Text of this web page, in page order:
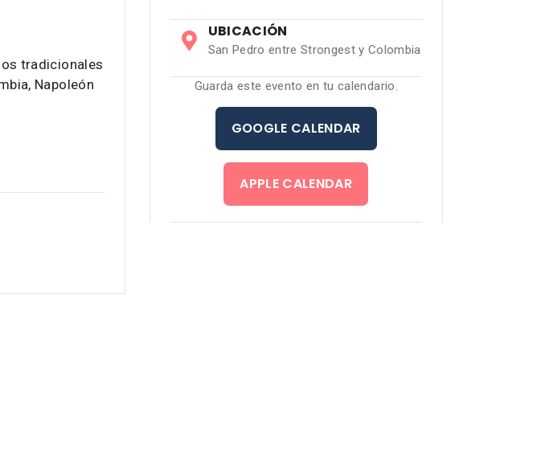
tradicionales
Napoleón
UBICACIÓN
San Pedro entre Strongest y Colombia
Guarda este evento en tu calendario.
GOOGLE CALENDAR
APPLE CALENDAR